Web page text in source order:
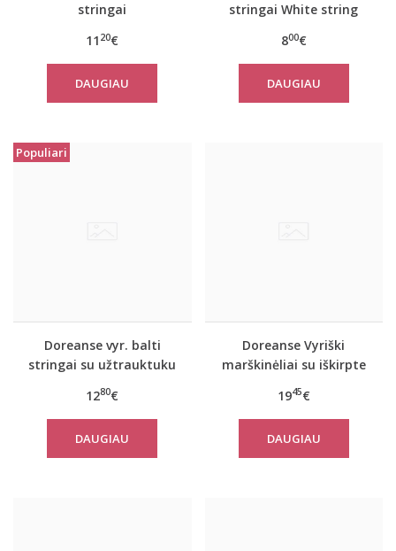
stringai
11 20€
DAUGIAU
stringai White string
800€
DAUGIAU
Populiari
Doreanse vyr. balti
stringai su užtrauktuku
1280€
DAUGIAU
Doreanse Vyriški
marškinėliai su iškirpte
1945€
DAUGIAU